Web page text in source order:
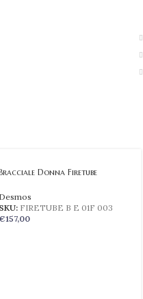
Donna Firetube
Desmos
SKU: FIRETUBE B E 01F 003
157,00